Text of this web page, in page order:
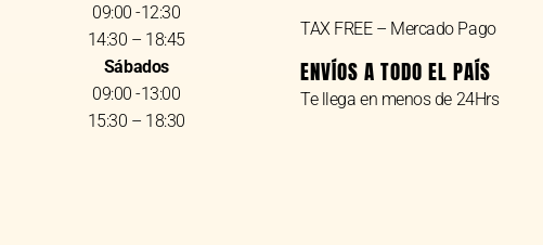
09:00 -12:30
14:30 – 18:45
Sábados
09:00 -13:00
15:30 – 18:30
TAX FREE – Mercado Pago
ENVÍOS A TODO EL PAÍS
Te llega en menos de 24Hrs